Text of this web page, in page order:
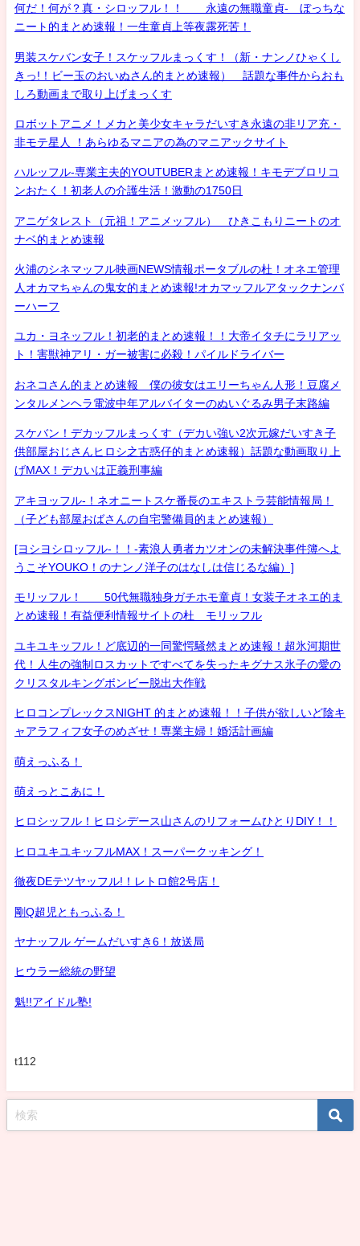
何だ！何が？真・シロッフル！！ 永遠の無職童貞- ぼっちな
ニート的まとめ速報！一生童貞上等夜露死苦！
男装スケバン女子！スケッフルまっくす！（新・ナンノひゃくし
きっ!！ビー玉のおいぬさん的まとめ速報） 話題な事件からおも
しろ動画まで取り上げまっくす
ロボットアニメ！メカと美少女キャラだいすき永遠の非リア充・
非モテ星人 ！あらゆるマニアの為のマニアックサイト
ハルッフル-専業主夫的YOUTUBERまとめ速報！キモデブロリコ
ンおたく！初老人の介護生活！激動の1750日
アニゲタレスト（元祖！アニメッフル） ひきこもりニートのオ
ナベ的まとめ速報
火浦のシネマッフル映画NEWS情報ポータブルの杜！オネエ管理
人オカマちゃんの鬼女的まとめ速報!オカマッフルアタックナンバ
ーハーフ
ユカ・ヨネッフル！初老的まとめ速報！！大帝イタチにラリアッ
ト！害獣神アリ・ガー被害に必殺！パイルドライバー
おネコさん的まとめ速報 僕の彼女はエリーちゃん人形！豆腐メ
ンタルメンヘラ電波中年アルバイターのぬいぐるみ男子末路編
スケバン！デカッフルまっくす（デカい強い2次元嫁だいすき子
供部屋おじさんヒロシ之古惑仔的まとめ速報）話題な動画取り上
げMAX！デカいは正義刑事編
アキヨッフル-！ネオニートスケ番長のエキストラ芸能情報局！
（子ども部屋おばさんの自宅警備員的まとめ速報）
[ヨシヨシロッフル-！！-素浪人勇者カツオンの未解決事件簿へよ
うこそYOUKO！のナンノ洋子のはなしは信じるな編）]
モリッフル！ 50代無職独身ガチホモ童貞！女装子オネエ的ま
とめ速報！有益便利情報サイトの杜 モリッフル
ユキユキッフル！ど底辺的一同驚愕騒然まとめ速報！超氷河期世
代！人生の強制ロスカットですべてを失ったキグナス氷子の愛の
クリスタルキングボンビー脱出大作戦
ヒロコンプレックスNIGHT 的まとめ速報！！子供が欲しいど陰キ
ャアラフィフ女子のめざせ！専業主婦！婚活計画編
萌えっふる！
萌えっとこあに！
ヒロシッフル！ヒロシデース山さんのリフォームひとりDIY！！
ヒロユキユキッフルMAX！スーパークッキング！
徹夜DEテツヤッフル!！レトロ館2号店！
剛Q超児ともっふる！
ヤナッフル ゲームだいすき6！放送局
ヒウラー総統の野望
魁!!アイドル塾!
t112